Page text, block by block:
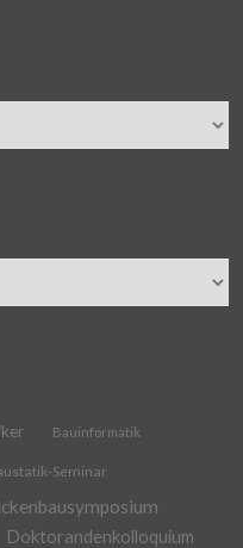
Bauinformatik
Seminar
Doktorandenkolloquium